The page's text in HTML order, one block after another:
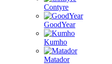
Contyre
GoodYear
Kumho
Matador